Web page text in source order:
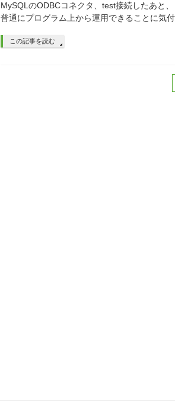
MySQLのODBCコネクタ、test接続したあと
普通にプログラム上から運用できることに気
この記事を読む